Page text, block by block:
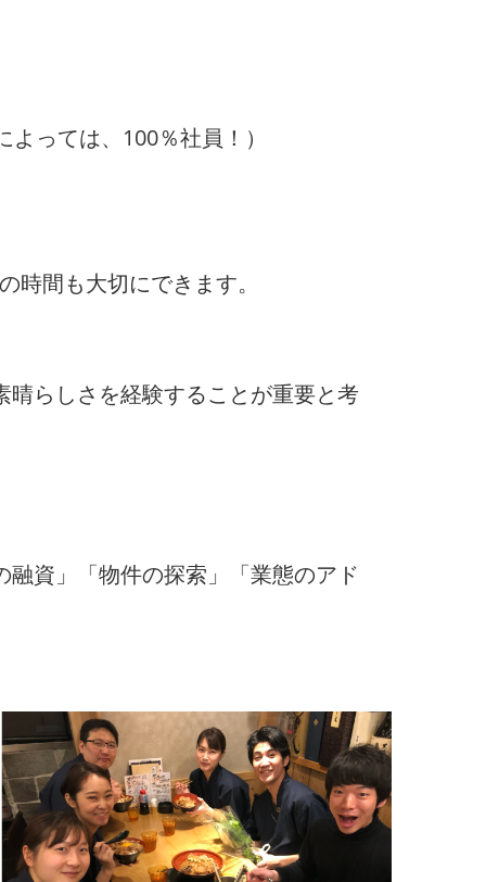
っては、100％社員！）
間も大切にできます。
らしさを経験することが重要と考
資」「物件の探索」「業態のアド